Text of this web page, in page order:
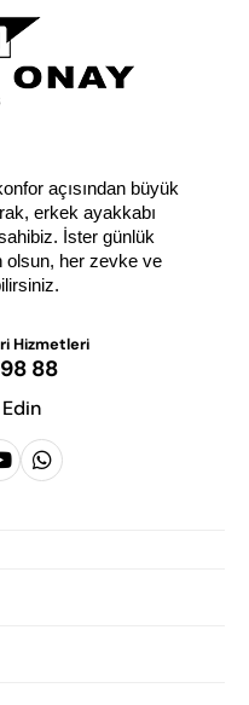
açısından büyük
erkek ayakkabı
İster günlük
olsun, her zevke ve
Hizmetleri
88